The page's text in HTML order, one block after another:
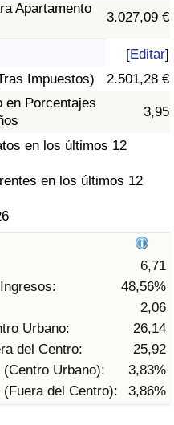
Apartamento
3.027,09 €
[Editar]
Impuestos)
2.501,28 €
en Porcentajes
3,95
en los últimos 12
en los últimos 12
6,71
48,56%
2,06
Urbano:
26,14
del Centro:
25,92
Urbano):
3,83%
del Centro):
3,86%
País